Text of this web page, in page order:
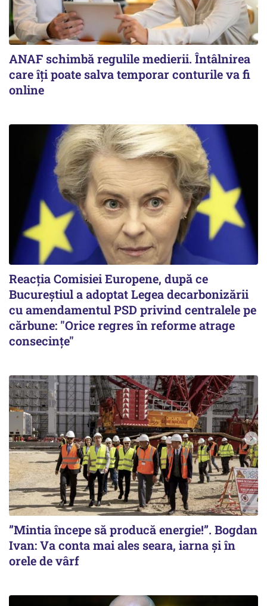
ANAF schimbă regulile medierii. Întâlnirea
care îți poate salva temporar conturile va fi
online
Reacția Comisiei Europene, după ce
Bucureștiul a adoptat Legea decarbonizării
cu amendamentul PSD privind centralele pe
cărbune: "Orice regres în reforme atrage
consecințe"
”Mintia începe să producă energie!”. Bogdan
Ivan: Va conta mai ales seara, iarna și în
orele de vârf